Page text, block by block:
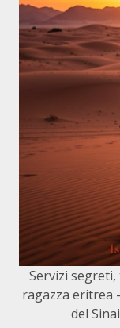
Servizi
ragazza eritrea
del